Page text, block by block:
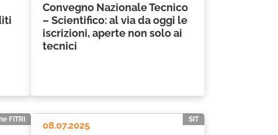
Convegno Nazionale Tecnico
– Scientifico: al via da oggi le
iscrizioni, aperte non solo ai
tecnici
FITRI SIT
08.07.2025